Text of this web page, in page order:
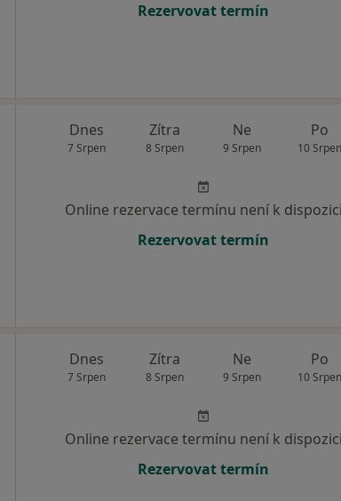
Rezervovat termín
Dnes
7 Srpen
Zítra
8 Srpen
Ne
9 Srpen
Po
10 Srpen
Online rezervace termínu není k dispozici
Rezervovat termín
Dnes
7 Srpen
Zítra
8 Srpen
Ne
9 Srpen
Po
10 Srpen
Online rezervace termínu není k dispozici
Rezervovat termín